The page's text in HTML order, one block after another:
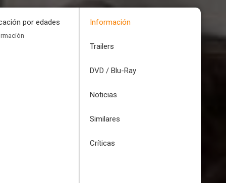
por edades Información
Trailers
DVD / Blu-Ray
Noticias
Similares
Críticas